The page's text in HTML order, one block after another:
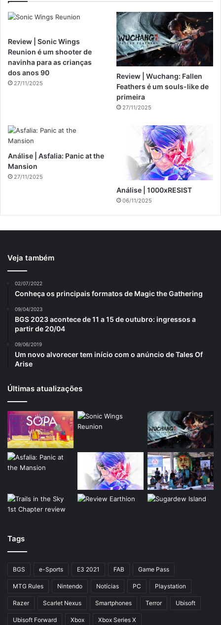
Review | Sonic Wings
Reunion é um shooter de
navinha para as crianças
dos anos 90
27/11/2025
Review | Wuchang: Fallen
Feathers é um souls-like de
primeira
27/11/2025
Análise | Asfalia: Panic at the
Mansion
27/11/2025
Análise | 1000xRESIST
06/11/2025
Veja também
02/07/2022
Conheça os principais formatos de Magic the Gathering
09/04/2023
BGS 2023 acontece de 11 a 15 de outubro: ingressos a
partir de 20/04
09/06/2019
Um novo alvorecer tem início com o anúncio de Tales Of
Arise
Últimas atualizações
Tags
BGS e-Sports E3 2021 FAB Game Pass
MTG Rules Nintendo Notícias PC Playstation
Razer Scarlet Nexus Smartphones Terror Ubisoft
Ubisoft Forward Xbox Xbox Series X